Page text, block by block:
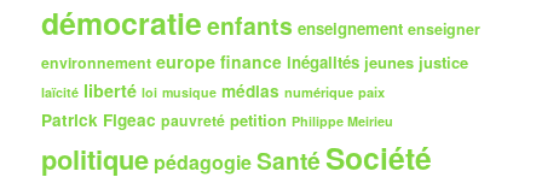
démocratieenfants enseignement enseigner
environnement europe finance inégalités jeunes justice
laïcité liberté loi musique médias numérique paix
Patrick Figeac pauvreté petition Philippe Meirieu
politique pédagogieSantéSociété